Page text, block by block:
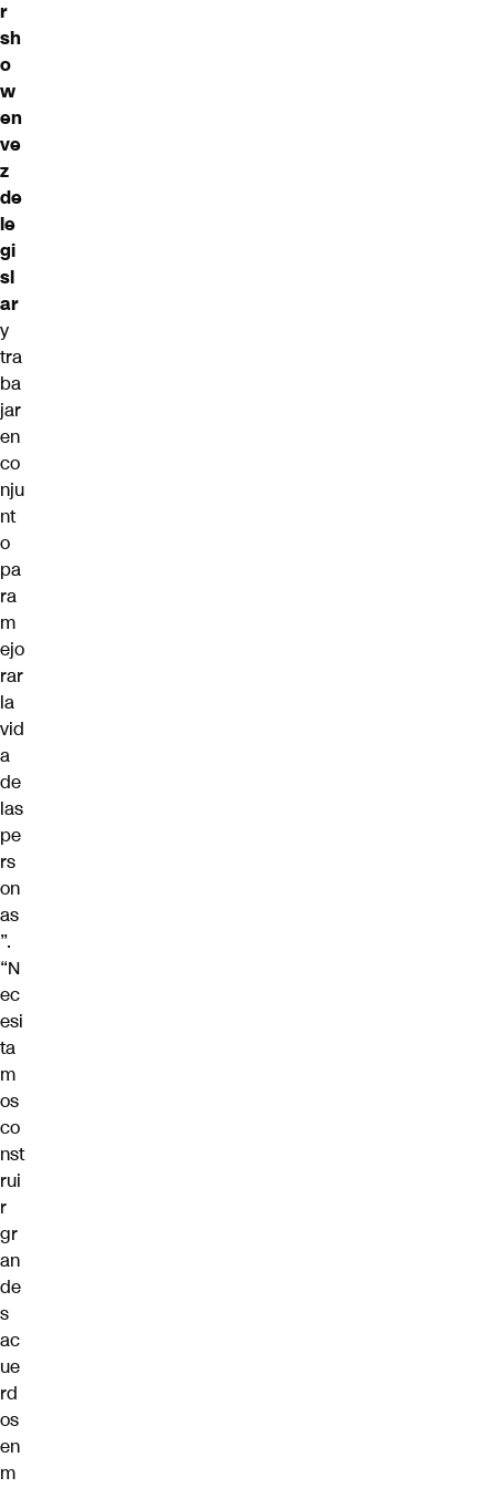
r
sh
o
w
en
ve
z
de
le
gi
sl
ar
y
tra
ba
jar
en
co
nju
nt
o
pa
ra
m
ejo
rar
la
vid
a
de
las
pe
rs
on
as
”.
“N
ec
esi
ta
m
os
co
nst
rui
r
gr
an
de
s
ac
ue
rd
os
en
m